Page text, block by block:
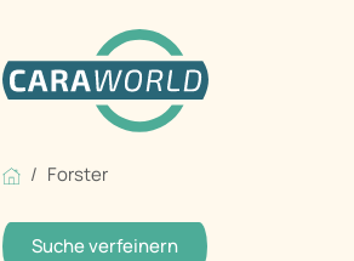
Forster
Suche verfeinern